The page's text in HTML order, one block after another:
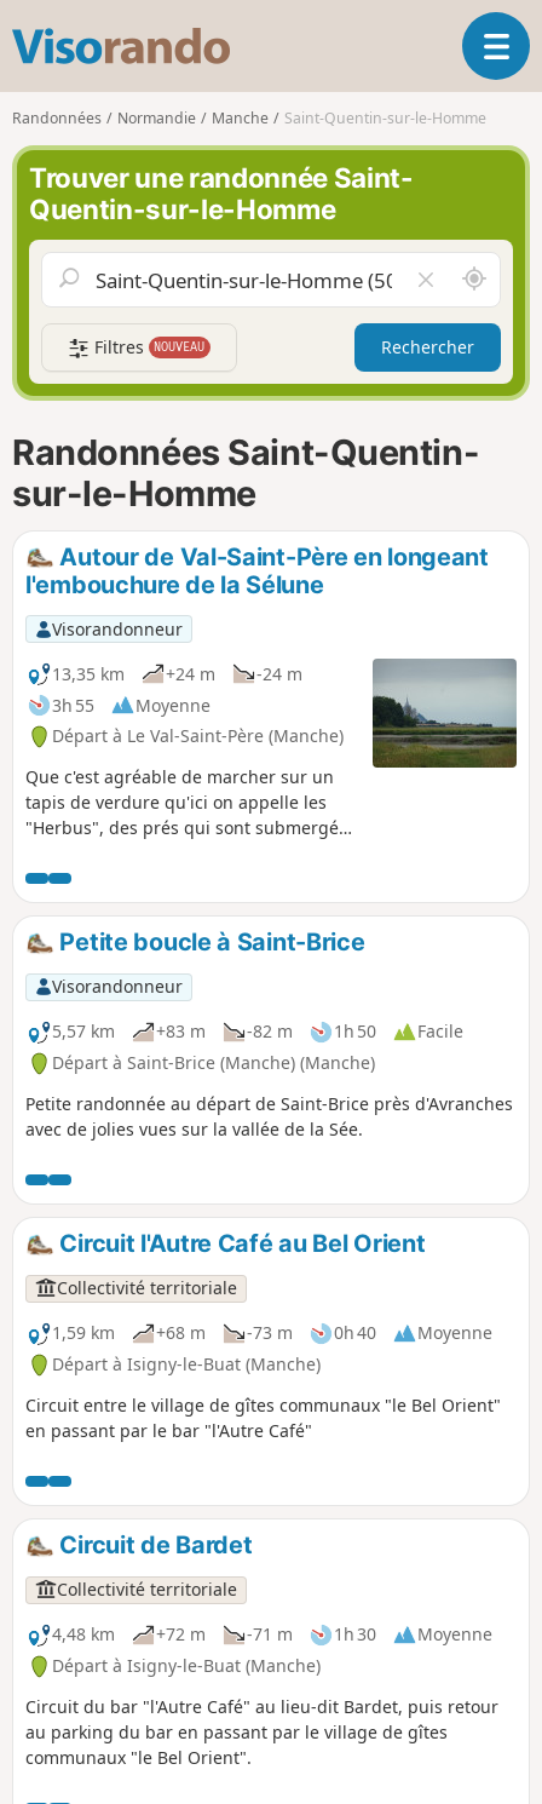
s
o
r
n
d
o
O
u
a
n
v
g
a
Randonnées Normandie Manche Saint-Quentin-sur-le-Homme
Trouver une randonnée Saint-
Quentin-sur-le-Homme
i
d
e
r
l
m
p
A
u
t
u
r
i
Filtres NOUVEAU Rechercher
Randonnées Saint-Quentin-
sur-le-Homme
Autour de Val-Saint-Père en longeant
l'embouchure de la Sélune
Visorandonneur
13,35 km
+24 m
-24 m
3h 55
Moyenne
Départ à Le Val-Saint-Père (Manche)
Que c'est agréable de marcher sur un
tapis de verdure qu'ici on appelle les
"Herbus", des prés qui sont submergés
saveur salé à l'herbe, nourriture
essentielle des moutons ! En plus, après
la traversée de la charmante bourgade
de Val-Saint-Père, l'œil est rempli par la
majesté du Mont-Saint-Michel qui se
dresse à l'Ouest entre la Pointe du
Grouin du Sud, à droite, et la Pointe de
Roche Torin, à gauche.
Petite boucle à Saint-Brice
Visorandonneur
5,57 km
+83 m -82 m 1h 50
Facile
Départ à Saint-Brice (Manche) (Manche)
Petite randonnée au départ de Saint-Brice près d'Avranches
avec de jolies vues sur la vallée de la Sée.
Circuit l'Autre Café au Bel Orient
Collectivité territoriale
1,59 km
+68 m -73 m 0h 40
Moyenne
Départ à Isigny-le-Buat (Manche)
Circuit entre le village de gîtes communaux "le Bel Orient"
en passant par le bar "l'Autre Café"
Circuit de Bardet
Collectivité territoriale
4,48 km
+72 m -71 m 1h 30
Moyenne
Départ à Isigny-le-Buat (Manche)
Circuit du bar "l'Autre Café" au lieu-dit Bardet, puis retour
au parking du bar en passant par le village de gîtes
communaux "le Bel Orient".